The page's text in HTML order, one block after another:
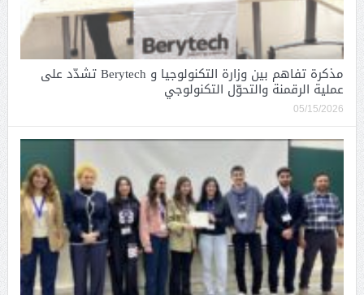
مذكرة تفاهم بين وزارة التكنولوجيا و Berytech تشدّد على
عملية الرقمنة والتحوّل التكنولوجي
05/15/2026